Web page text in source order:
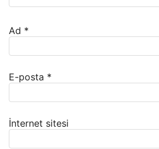
Ad *
E-posta *
İnternet sitesi